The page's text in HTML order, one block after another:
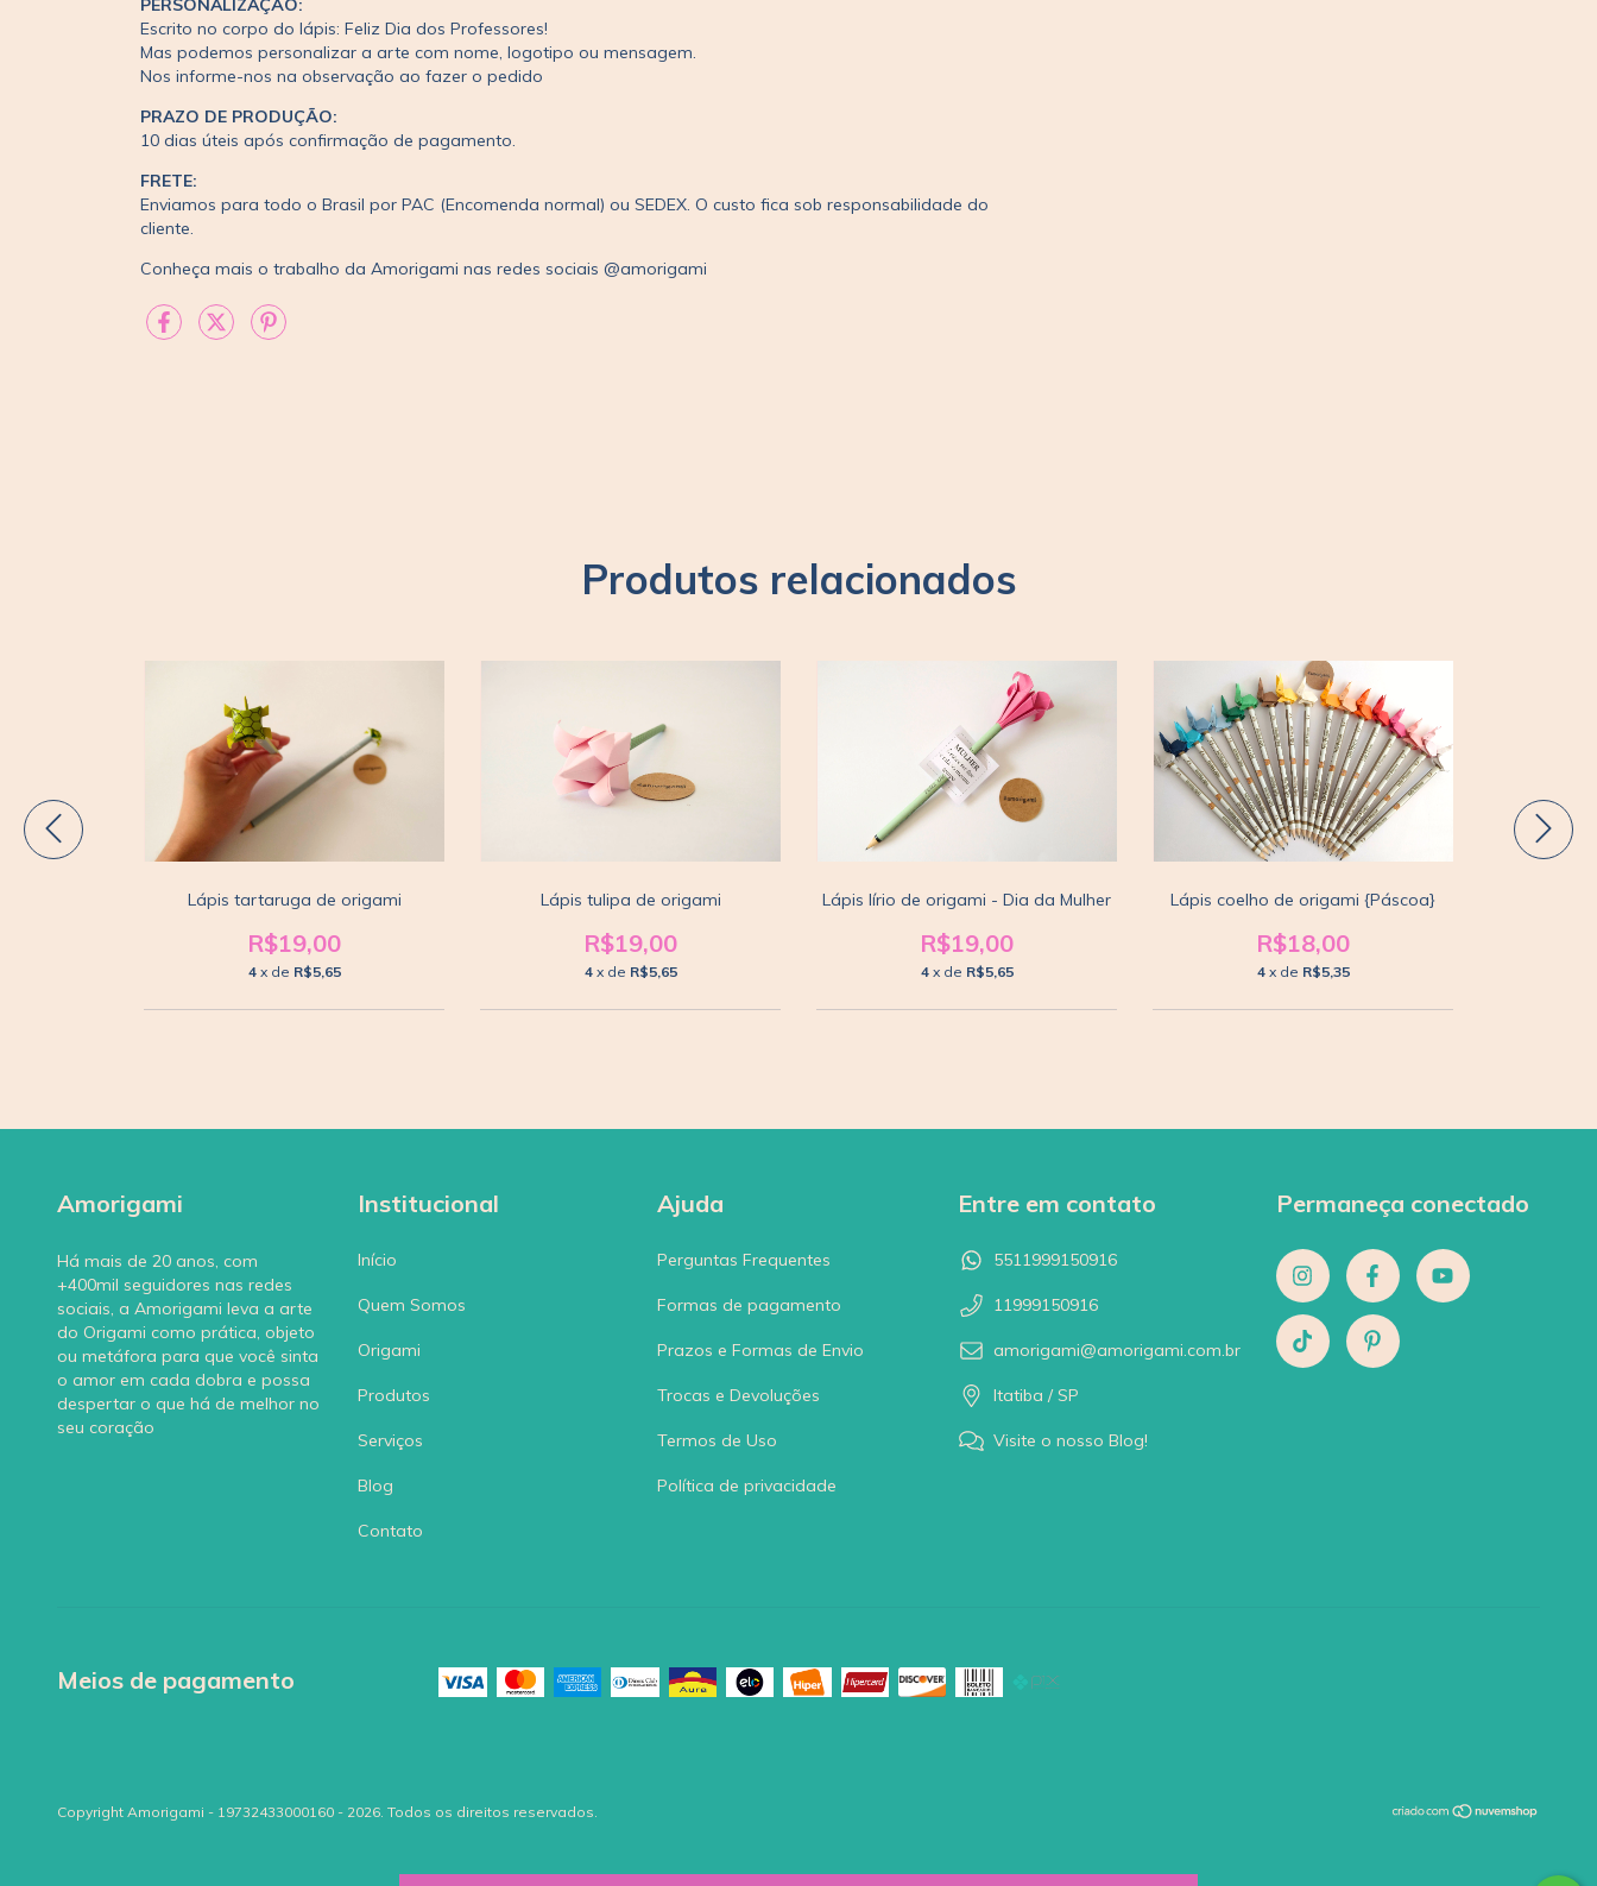
Escrito no corpo do lápis: Feliz Dia dos Professores!
Mas podemos personalizar a arte com nome, logotipo ou mensagem.
Nos informe-nos na observação ao fazer o pedido
PRAZO DE PRODUÇÃO:
10 dias úteis após confirmação de pagamento.
FRETE:
Enviamos para todo o Brasil por PAC (Encomenda normal) ou SEDEX. O custo fica sob responsabilidade do
cliente.
Conheça mais o trabalho da Amorigami nas redes sociais @amorigami
Produtos relacionados
Lápis tartaruga de origami
R$19,00
4 x de R$5,65
Lápis tulipa de origami
R$19,00
4 x de R$5,65
Lápis lírio de origami - Dia da Mulher
R$19,00
4 x de R$5,65
Lápis coelho de origami {Páscoa}
R$18,00
4 x de R$5,35
Amorigami
Há mais de 20 anos, com
+400mil seguidores nas redes
sociais, a Amorigami leva a arte
do Origami como prática, objeto
ou metáfora para que você sinta
o amor em cada dobra e possa
despertar o que há de melhor no
seu coração
Institucional
Início
Quem Somos
Origami
Produtos
Serviços
Blog
Contato
Ajuda
Perguntas Frequentes
Formas de pagamento
Prazos e Formas de Envio
Trocas e Devoluções
Termos de Uso
Política de privacidade
Entre em contato
5511999150916
11999150916
amorigami@amorigami.com.br
Itatiba / SP
Visite o nosso Blog!
Permaneça conectado
Meios de pagamento
Copyright Amorigami - 19732433000160 - 2026. Todos os direitos reservados.